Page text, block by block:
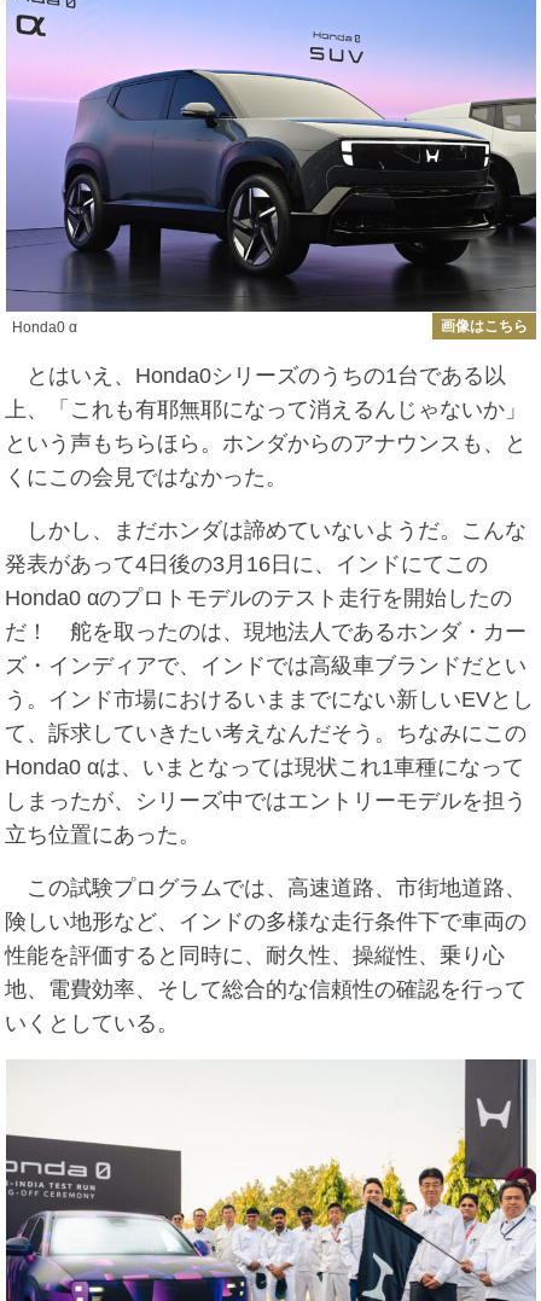
Honda0 α 画像はこちら
とはいえ、Honda0シリーズのうちの1台である以
上、「これも有耶無耶になって消えるんじゃないか」
という声もちらほら。ホンダからのアナウンスも、と
くにこの会見ではなかった。
しかし、まだホンダは諦めていないようだ。こんな
発表があって4日後の3月16日に、インドにてこの
Honda0 αのプロトモデルのテスト走行を開始したの
だ！ 舵を取ったのは、現地法人であるホンダ・カー
ズ・インディアで、インドでは高級車ブランドだとい
う。インド市場におけるいままでにない新しいEVとし
て、訴求していきたい考えなんだそう。ちなみにこの
Honda0 αは、いまとなっては現状これ1車種になって
しまったが、シリーズ中ではエントリーモデルを担う
立ち位置にあった。
この試験プログラムでは、高速道路、市街地道路、
険しい地形など、インドの多様な走行条件下で車両の
性能を評価すると同時に、耐久性、操縦性、乗り心
地、電費効率、そして総合的な信頼性の確認を行って
いくとしている。